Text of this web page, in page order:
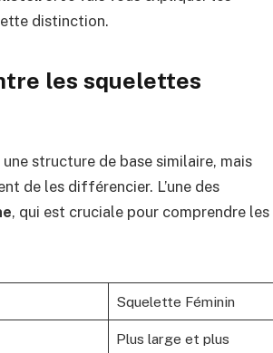
distinction.
les squelettes
structure de base similaire, mais
de les différencier. L’une des
, qui est cruciale pour comprendre les
Squelette Féminin
Plus large et plus